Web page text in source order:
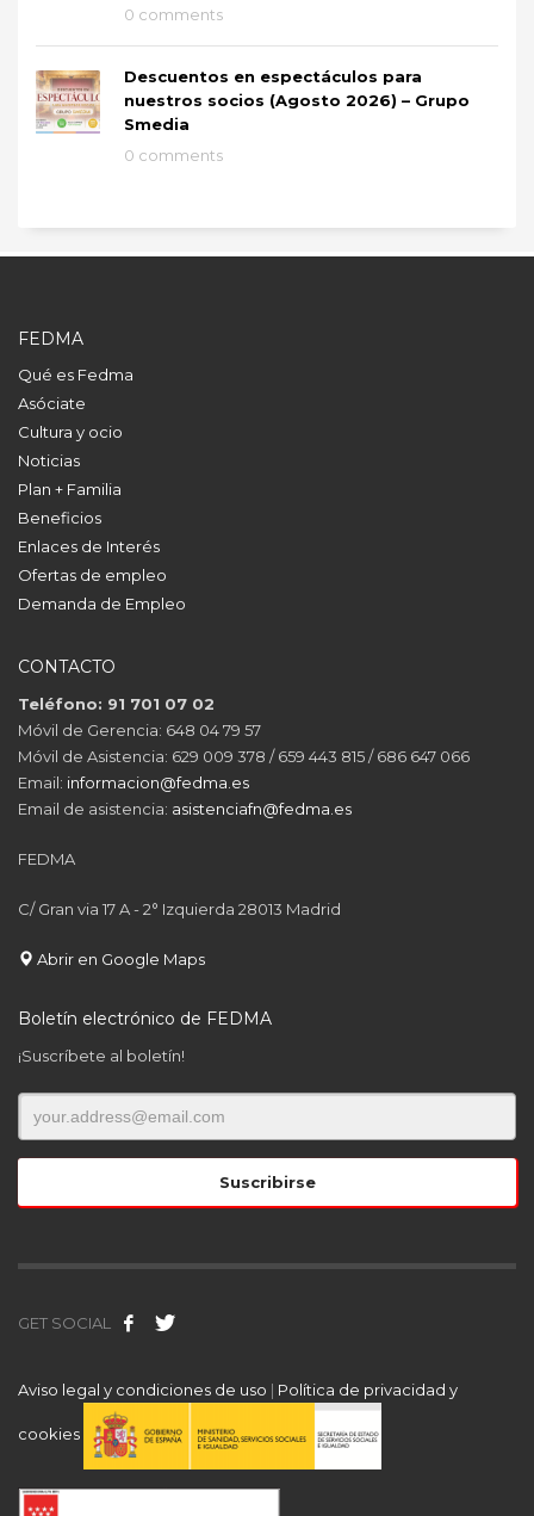
0 comments
Descuentos en espectáculos para
nuestros socios (Agosto 2026) – Grupo
Smedia
0 comments
FEDMA
Qué es Fedma
Asóciate
Cultura y ocio
Noticias
Plan + Familia
Beneficios
Enlaces de Interés
Ofertas de empleo
Demanda de Empleo
CONTACTO
Teléfono: 91 701 07 02
Móvil de Gerencia: 648 04 79 57
Móvil de Asistencia: 629 009 378 / 659 443 815 / 686 647 066
Email: informacion@fedma.es
Email de asistencia: asistenciafn@fedma.es
FEDMA
C/ Gran via 17 A - 2° Izquierda 28013 Madrid
Abrir en Google Maps
Boletín electrónico de FEDMA
¡Suscríbete al boletín!
GET SOCIAL
Aviso legal y condiciones de uso | Política de privacidad y
cookies